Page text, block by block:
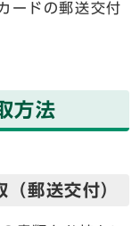
ードの郵送交付
方法
郵送交付）